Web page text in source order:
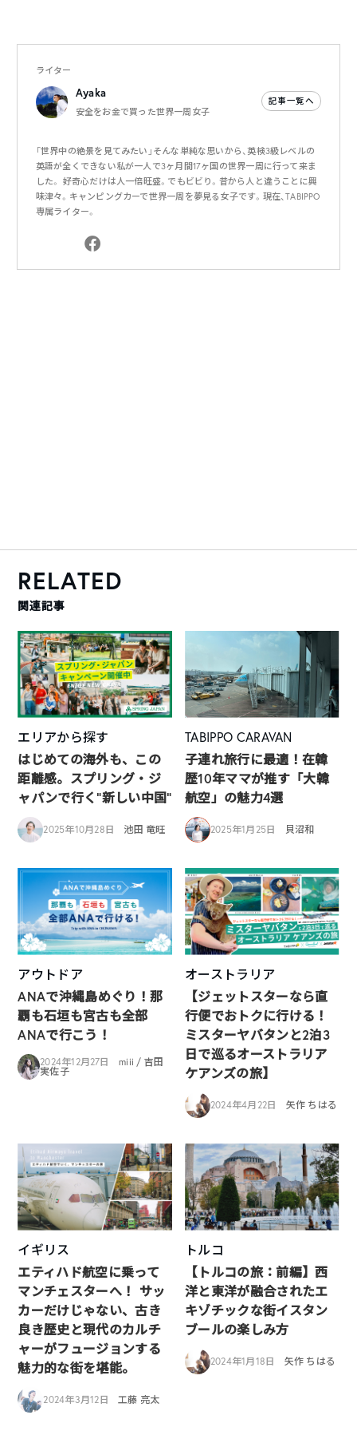
ライター
Ayaka
安全をお金で買った世界一周女子
記事一覧へ
「世界中の絶景を見てみたい」そんな単純な思いから、英検3級レベルの
英語が全くできない私が一人で3ヶ月間17ヶ国の世界一周に行って来ま
した。 好奇心だけは人一倍旺盛。でもビビり。昔から人と違うことに興
味津々。キャンピングカーで世界一周を夢見る女子です。現在、TABIPPO
専属ライター。
RELATED
関連記事
エリアから探す
はじめての海外も、この
距離感。スプリング・ジ
ャパンで行く“新しい中国”
2025年10月28日 池田 竜旺
TABIPPO CARAVAN
子連れ旅行に最適！在韓
歴10年ママが推す「大韓
航空」の魅力4選
2025年1月25日 貝沼和
アウトドア
ANAで沖縄島めぐり！那
覇も石垣も宮古も全部
ANAで行こう！
2024年12月27日
miii / 吉田
実佐子
オーストラリア
【ジェットスターなら直
行便でおトクに行ける！
ミスターヤバタンと2泊3
日で巡るオーストラリア
ケアンズの旅】
2024年4月22日 矢作 ちはる
イギリス
エティハド航空に乗って
マンチェスターへ！ サッ
カーだけじゃない、古き
良き歴史と現代のカルチ
ャーがフュージョンする
魅力的な街を堪能。
2024年3月12日 工藤 亮太
トルコ
【トルコの旅：前編】西
洋と東洋が融合されたエ
キゾチックな街イスタン
ブールの楽しみ方
2024年1月18日 矢作 ちはる